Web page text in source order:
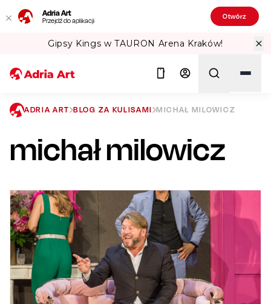
Adria Art
Przejdź do aplikacji Otwórz
Kraków! Sprawdź Teatralne Lato
Szukaj
ADRIA ART BLOG ZA KULISAMI MICHAŁ MILOWICZ
michał milowicz